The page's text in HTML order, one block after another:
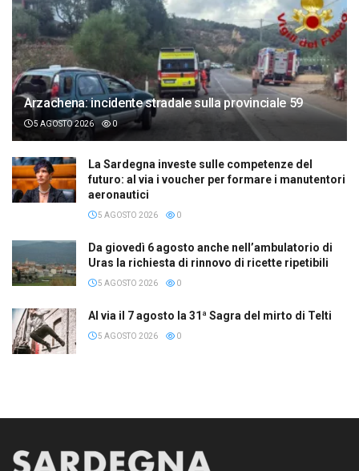
Arzachena: incidente stradale sulla provinciale 59
5 AGOSTO 2026 0
La Sardegna investe sulle competenze del
futuro: al via i voucher per formare i manutentori
aeronautici
5 AGOSTO 2026 0
Da giovedì 6 agosto anche nell’ambulatorio di
Uras la richiesta di rinnovo di ricette ripetibili
5 AGOSTO 2026 0
Al via il 7 agosto la 31ª Sagra del mirto di Telti
5 AGOSTO 2026 0